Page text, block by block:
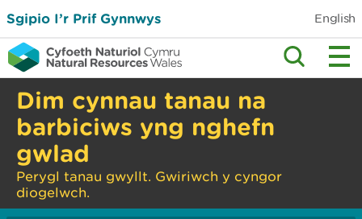
Sgipio I’r Prif Gynnwys English
Dim cynnau tanau na
barbiciws yng nghefn
gwlad
Perygl tanau gwyllt. Gwiriwch y cyngor
diogelwch.